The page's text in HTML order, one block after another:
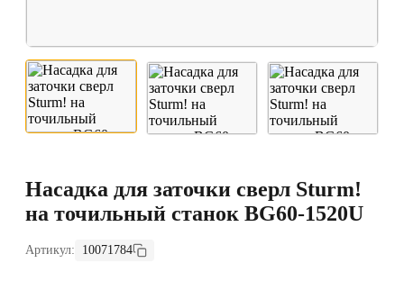
Насадка для заточки сверл Sturm!
на точильный станок BG60-1520U
Артикул: 10071784